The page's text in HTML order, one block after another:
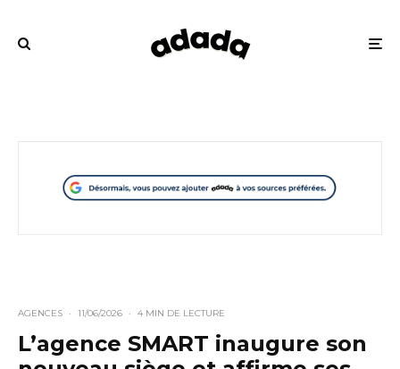
AGENCES · 11/06/2026 · 4 MIN DE LECTURE
L’agence SMART inaugure son